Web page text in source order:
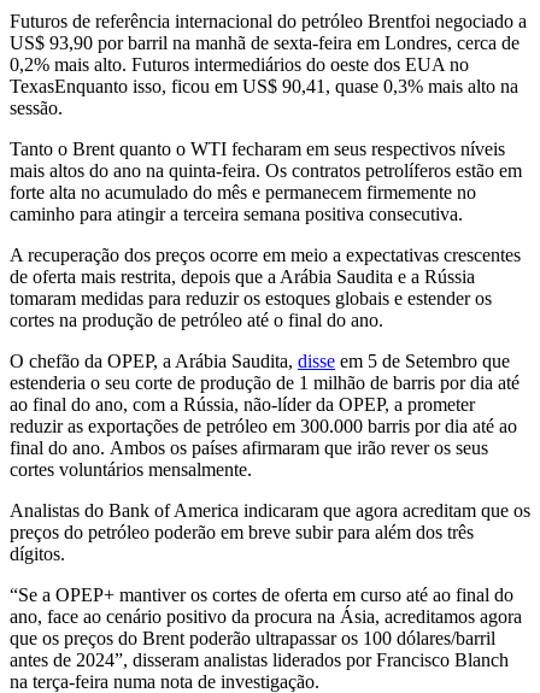
Futuros de referência internacional do petróleo Brentfoi negociado a
US$ 93,90 por barril na manhã de sexta-feira em Londres, cerca de
0,2% mais alto. Futuros intermediários do oeste dos EUA no
TexasEnquanto isso, ficou em US$ 90,41, quase 0,3% mais alto na
sessão.
Tanto o Brent quanto o WTI fecharam em seus respectivos níveis
mais altos do ano na quinta-feira. Os contratos petrolíferos estão em
forte alta no acumulado do mês e permanecem firmemente no
caminho para atingir a terceira semana positiva consecutiva.
A recuperação dos preços ocorre em meio a expectativas crescentes
de oferta mais restrita, depois que a Arábia Saudita e a Rússia
tomaram medidas para reduzir os estoques globais e estender os
cortes na produção de petróleo até o final do ano.
O chefão da OPEP, a Arábia Saudita, disse em 5 de Setembro que
estenderia o seu corte de produção de 1 milhão de barris por dia até
ao final do ano, com a Rússia, não-líder da OPEP, a prometer
reduzir as exportações de petróleo em 300.000 barris por dia até ao
final do ano. Ambos os países afirmaram que irão rever os seus
cortes voluntários mensalmente.
Analistas do Bank of America indicaram que agora acreditam que os
preços do petróleo poderão em breve subir para além dos três
dígitos.
“Se a OPEP+ mantiver os cortes de oferta em curso até ao final do
ano, face ao cenário positivo da procura na Ásia, acreditamos agora
que os preços do Brent poderão ultrapassar os 100 dólares/barril
antes de 2024”, disseram analistas liderados por Francisco Blanch
na terça-feira numa nota de investigação.